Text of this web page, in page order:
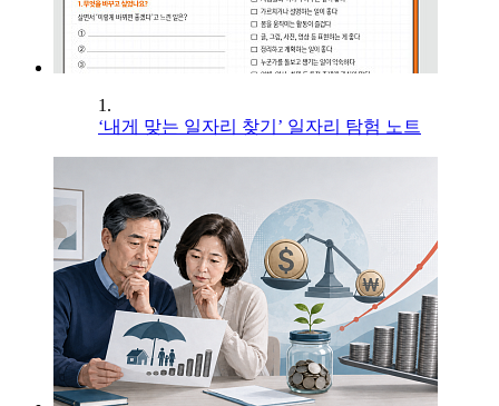
1.
‘내게 맞는 일자리 찾기’ 일자리 탐험 노트